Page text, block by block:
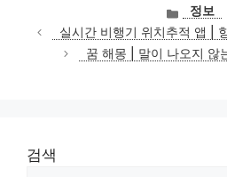
카
테
고
리
정보
실시간 비행기 위치추적 앱 |
꿈 해몽 | 말이 나오지 않
검색